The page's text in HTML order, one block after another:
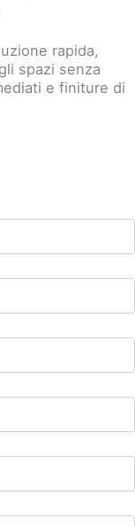
rapida,
spazi senza
e finiture di